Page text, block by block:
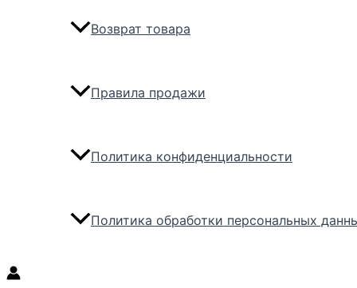
Возврат товара
Правила продажи
Политика конфиденциальности
Политика обработки персональных